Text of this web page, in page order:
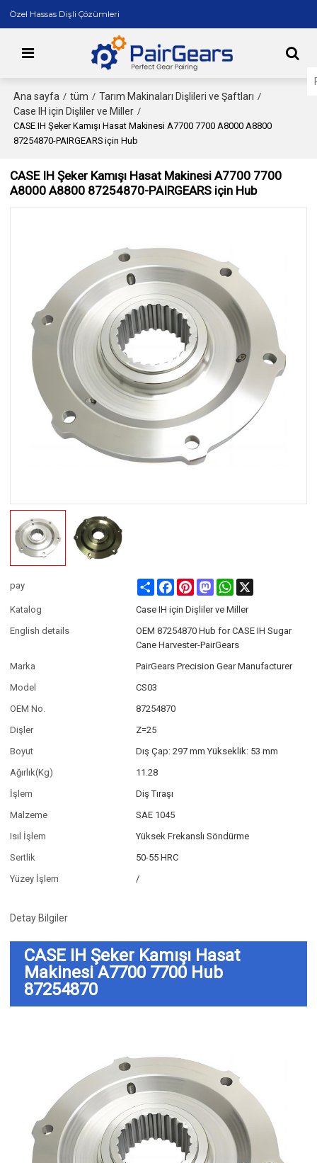
Özel Hassas Dişli Çözümleri
Ana sayfa / tüm / Tarım Makinaları Dişlileri ve Şaftları /
Case IH için Dişliler ve Miller /
CASE IH Şeker Kamışı Hasat Makinesi A7700 7700 A8000 A8800
87254870-PAIRGEARS için Hub
CASE IH Şeker Kamışı Hasat Makinesi A7700 7700
A8000 A8800 87254870-PAIRGEARS için Hub
pay ShareFacebookPinterestMastodonWhatsApp
Katalog
Case IH için Dişliler ve Miller
English details
OEM 87254870 Hub for CASE IH Sugar
Cane Harvester-PairGears
Marka
PairGears Precision Gear Manufacturer
Model
CS03
OEM No.
87254870
Dişler
Z=25
Boyut
Dış Çap: 297 mm Yükseklik: 53 mm
Ağırlık(Kg)
11.28
İşlem
Diş Tıraşı
Malzeme
SAE 1045
Isıl İşlem
Yüksek Frekanslı Söndürme
Sertlik
50-55 HRC
Yüzey İşlem
/
Detay Bilgiler
CASE IH Şeker Kamışı Hasat
Makinesi A7700 7700 Hub
87254870